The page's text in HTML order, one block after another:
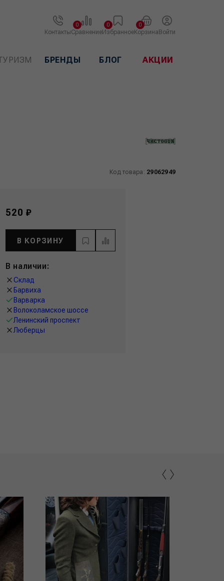
КонтактыСравнение
0
Избранное
0
Корзина
0
Войти
БРЕНДЫ БЛОГ АКЦИИ
Код товара: 29062949
520 ₽
В КОРЗИНУ
В наличии:
Склад
Барвиха
Варварка
Волоколамское шоссе
Ленинский проспект
Люберцы
‹›